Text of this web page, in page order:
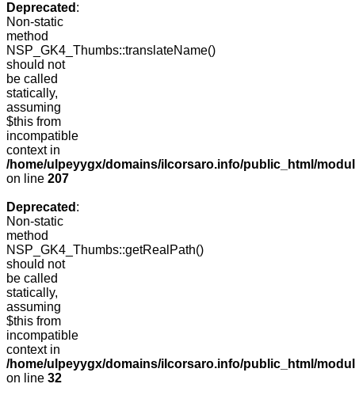
Deprecated :
Non-static
method
NSP_GK4_Thumbs::translateName()
should not
be called
statically,
assuming
$this from
incompatible
context in
/home/ulpeyygx/domains/ilcorsaro.info/public_html/
on line 207
Deprecated :
Non-static
method
NSP_GK4_Thumbs::getRealPath()
should not
be called
statically,
assuming
$this from
incompatible
context in
/home/ulpeyygx/domains/ilcorsaro.info/public_html/
on line 32